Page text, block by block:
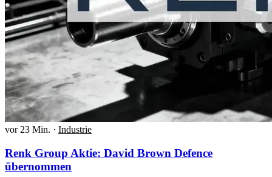
vor 23 Min. · Industrie
Renk Group Aktie: David Brown Defence
übernommen